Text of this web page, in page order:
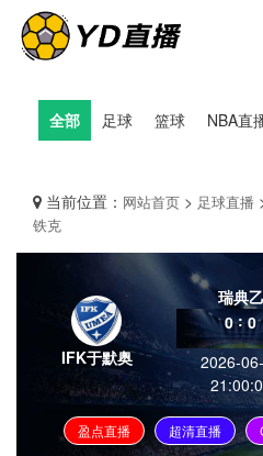
全部 足球 篮球 NBA直
当前位置： 网站首页 > 足球直播
铁克
IFK于默奥
瑞典乙
0:0
2026-
盈点直播 超清直播